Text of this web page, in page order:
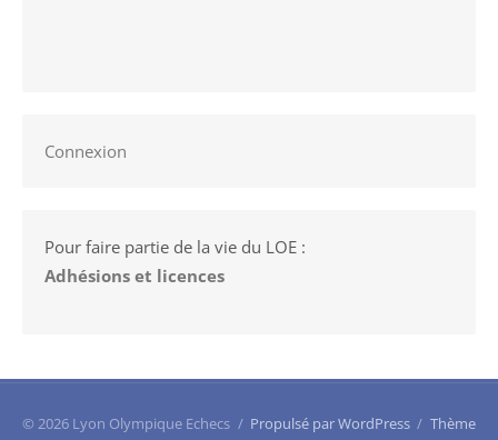
Connexion
Pour faire partie de la vie du LOE :
Adhésions et licences
© 2026 Lyon Olympique Echecs / Propulsé par WordPress / Thème